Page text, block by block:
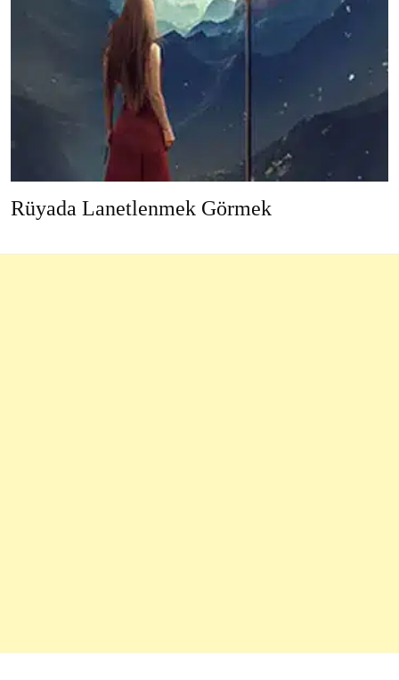
Rüyada Lanetlenmek Görmek